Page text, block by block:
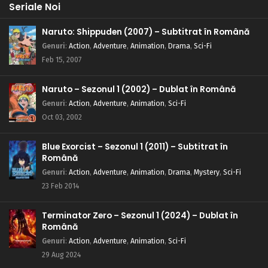
Seriale Noi
Naruto: Shippuden (2007) – Subtitrat în Română
Genuri: Action, Adventure, Animation, Drama, Sci-Fi
Feb 15, 2007
Naruto – Sezonul 1 (2002) – Dublat în Română
Genuri: Action, Adventure, Animation, Sci-Fi
Oct 03, 2002
Blue Exorcist – Sezonul 1 (2011) – Subtitrat în
Română
Genuri: Action, Adventure, Animation, Drama, Mystery, Sci-Fi
23 Feb 2014
Terminator Zero – Sezonul 1 (2024) – Dublat în
Română
Genuri: Action, Adventure, Animation, Sci-Fi
29 Aug 2024